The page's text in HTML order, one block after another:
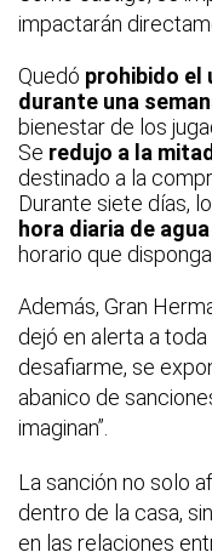
impactarán
Quedó prohibido el
durante una
bienestar de los
Se redujo a la
destinado a la
Durante siete días,
hora diaria de
horario que
Además, Gran
dejó en alerta a toda
desafiarme, se
abanico de
imaginan”.
La sanción no solo
dentro de la casa,
en las relaciones